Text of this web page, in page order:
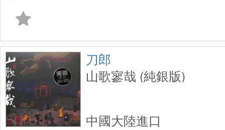
刀郎
山歌寥哉 (純銀版)
中國大陸進口